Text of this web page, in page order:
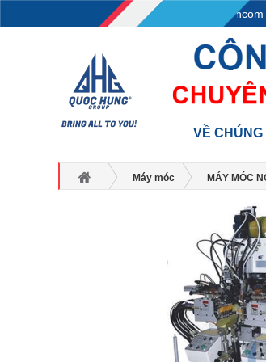
L18-11-13, Tầng 18, tòa nhà Vincom
VỀ CHÚNG
Máy móc MÁY MÓC